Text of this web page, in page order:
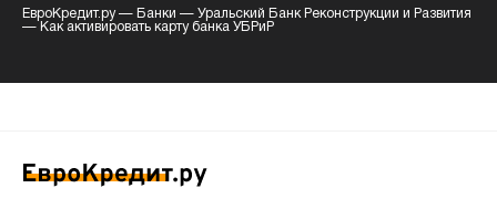
ЕвроКредит.ру— Банки — Уральский Банк Реконструкции и Развития
— Как активировать карту банка УБРиР